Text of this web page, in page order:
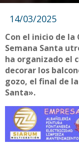
14/03/2025
Con el inicio de la
Semana Santa
ha organizado el
decorar los
gozo, el final de
Santa».